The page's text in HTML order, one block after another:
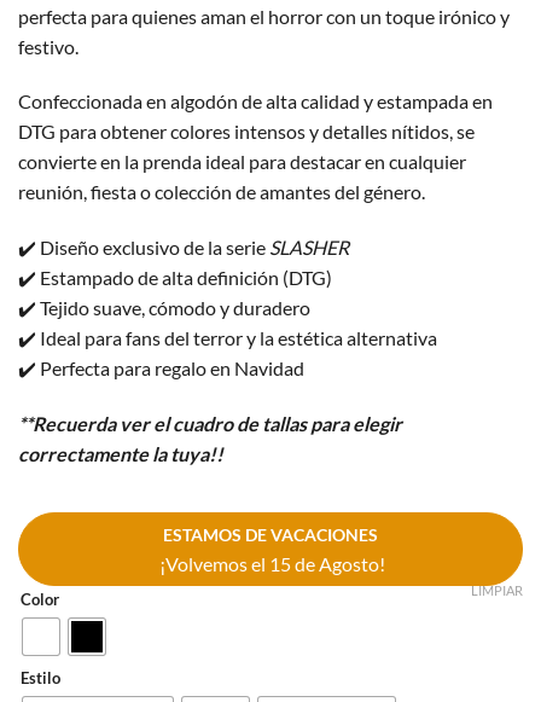
perfecta para quienes aman el horror con un toque irónico y
festivo.
Confeccionada en algodón de alta calidad y estampada en
DTG para obtener colores intensos y detalles nítidos, se
convierte en la prenda ideal para destacar en cualquier
reunión, fiesta o colección de amantes del género.
✔️ Diseño exclusivo de la serie SLASHER
✔️ Estampado de alta definición (DTG)
✔️ Tejido suave, cómodo y duradero
✔️ Ideal para fans del terror y la estética alternativa
✔️ Perfecta para regalo en Navidad
**Recuerda ver el cuadro de tallas para elegir
correctamente la tuya!!
ESTAMOS DE VACACIONES
¡Volvemos el 15 de Agosto!
Color
Estilo
LIMPIAR